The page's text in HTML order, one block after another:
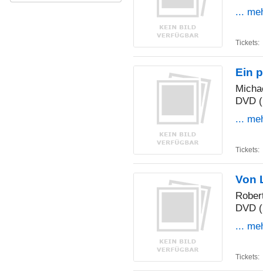
...
Tickets:
Ein
DVD
...
Tickets:
Von
DVD
...
Tickets: